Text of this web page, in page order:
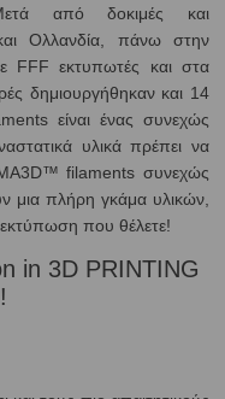
από δοκιμές και
Ολλανδία, πάνω στην
FFF εκτυπωτές και στα
δημιουργήθηκαν και 14
είναι ένας συνεχώς
υλικά πρέπει να
filaments συνεχώς
μια πλήρη γκάμα υλικών,
εκτύπωση που θέλετε!
in 3D PRINTING